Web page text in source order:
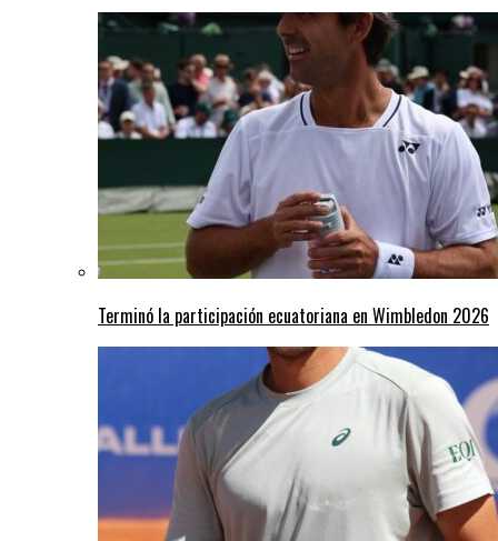
Terminó la participación ecuatoriana en Wimbledon 2026